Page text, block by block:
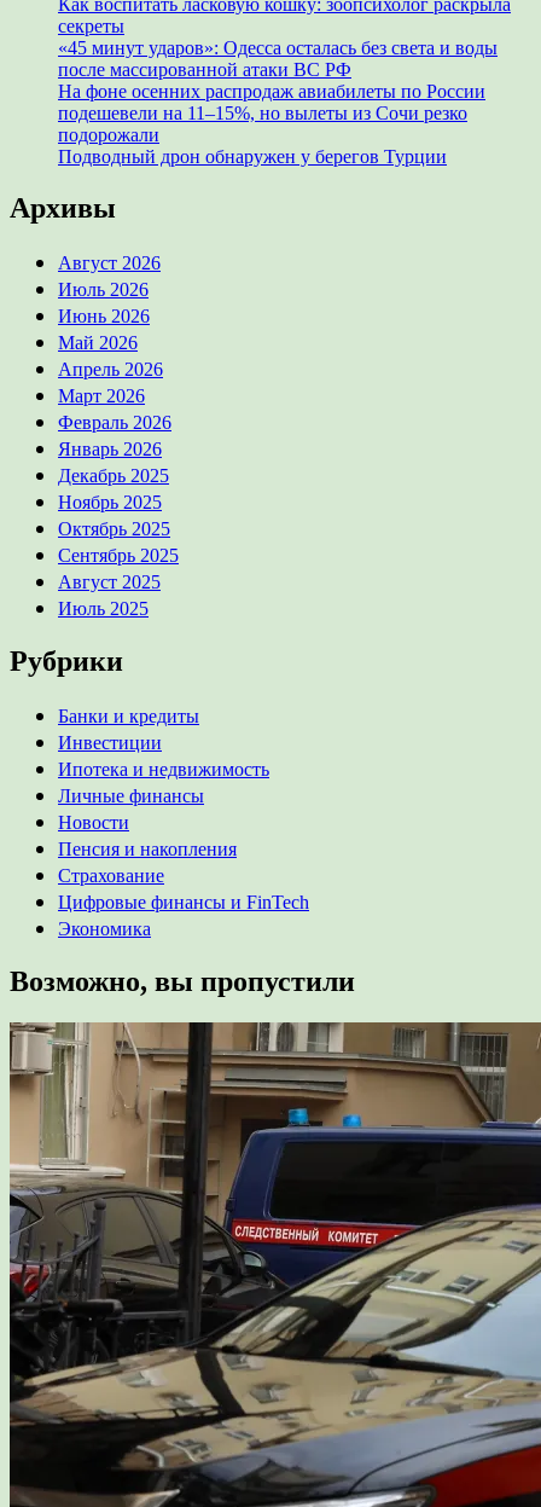
Как воспитать ласковую кошку: зоопсихолог раскрыла
секреты
«45 минут ударов»: Одесса осталась без света и воды
после массированной атаки ВС РФ
На фоне осенних распродаж авиабилеты по России
подешевели на 11–15%, но вылеты из Сочи резко
подорожали
Подводный дрон обнаружен у берегов Турции
Архивы
Август 2026
Июль 2026
Июнь 2026
Май 2026
Апрель 2026
Март 2026
Февраль 2026
Январь 2026
Декабрь 2025
Ноябрь 2025
Октябрь 2025
Сентябрь 2025
Август 2025
Июль 2025
Рубрики
Банки и кредиты
Инвестиции
Ипотека и недвижимость
Личные финансы
Новости
Пенсия и накопления
Страхование
Цифровые финансы и FinTech
Экономика
Возможно, вы пропустили